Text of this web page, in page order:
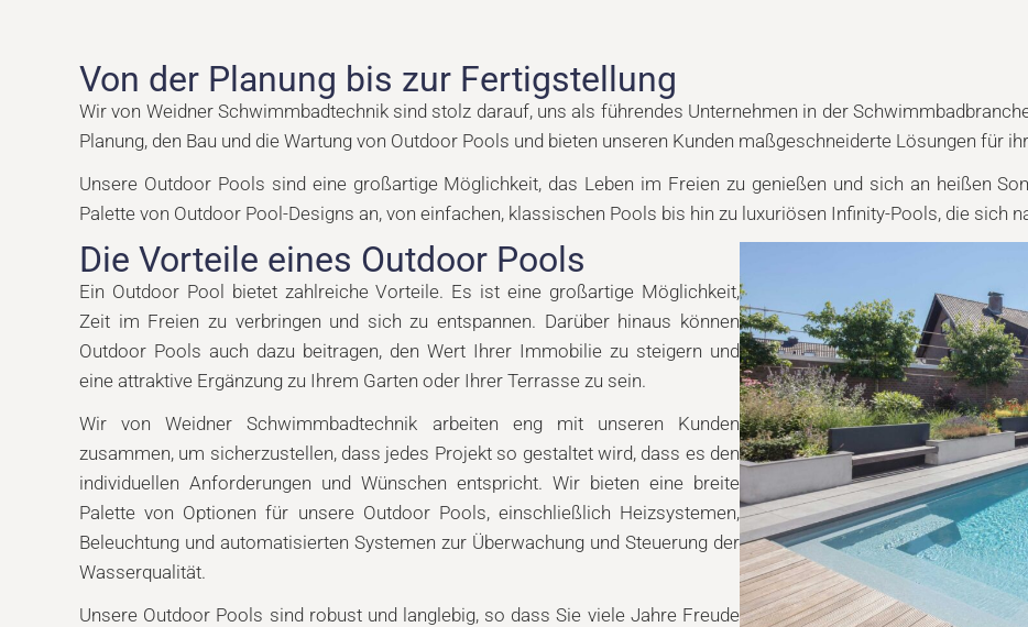
Von der Planung bis zur Fertigstellung
Wir von Weidner Schwimmbadtechnik sind stolz darauf, uns als führendes Unternehmen in der
Planung, den Bau und die Wartung von Outdoor Pools und bieten unseren Kunden maßgeschneiderte Lösungen für
Unsere Outdoor Pools sind eine großartige Möglichkeit, das Leben im Freien zu genießen und sich an heißen
Palette von Outdoor Pool-Designs an, von einfachen, klassischen Pools bis hin zu luxuriösen Infinity-Pools, die sich
Die Vorteile eines Outdoor Pools
Ein Outdoor Pool bietet zahlreiche Vorteile. Es ist eine großartige Möglichkeit,
Zeit im Freien zu verbringen und sich zu entspannen. Darüber hinaus können
Outdoor Pools auch dazu beitragen, den Wert Ihrer Immobilie zu steigern und
eine attraktive Ergänzung zu Ihrem Garten oder Ihrer Terrasse zu sein.
Wir von Weidner Schwimmbadtechnik arbeiten eng mit unseren Kunden
zusammen, um sicherzustellen, dass jedes Projekt so gestaltet wird, dass es den
individuellen Anforderungen und Wünschen entspricht. Wir bieten eine breite
Palette von Optionen für unsere Outdoor Pools, einschließlich Heizsystemen,
Beleuchtung und automatisierten Systemen zur Überwachung und Steuerung der
Wasserqualität.
Unsere Outdoor Pools sind robust und langlebig, so dass Sie viele Jahre Freude